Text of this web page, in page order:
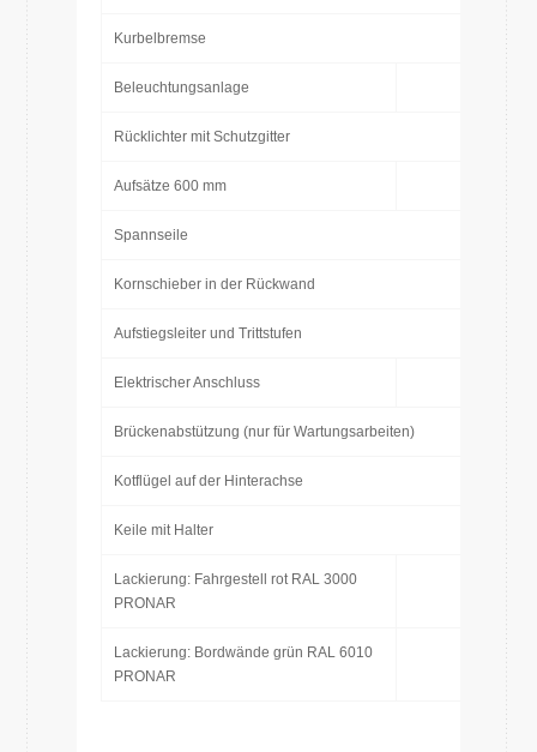
Kurbelbremse
Beleuchtungsanlage
Rücklichter mit Schutzgitter
Aufsätze 600 mm
Spannseile
Kornschieber in der Rückwand
Aufstiegsleiter und Trittstufen
Elektrischer Anschluss
Brückenabstützung (nur für Wartungsarbeiten)
Kotflügel auf der Hinterachse
Keile mit Halter
Lackierung: Fahrgestell rot RAL 3000
PRONAR
Lackierung: Bordwände grün RAL 6010
PRONAR